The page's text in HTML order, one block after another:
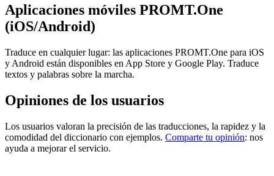
Aplicaciones móviles PROMT.One
(iOS/Android)
Traduce en cualquier lugar: las aplicaciones PROMT.One para iOS
y Android están disponibles en App Store y Google Play. Traduce
textos y palabras sobre la marcha.
Opiniones de los usuarios
Los usuarios valoran la precisión de las traducciones, la rapidez y la
comodidad del diccionario con ejemplos. Comparte tu opinión: nos
ayuda a mejorar el servicio.